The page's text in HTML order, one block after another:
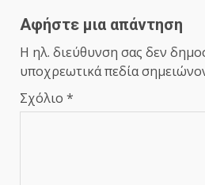
Αφήστε μια απάντηση
Η ηλ. διεύθυνση σας δεν
υποχρεωτικά πεδία
Σχόλιο *